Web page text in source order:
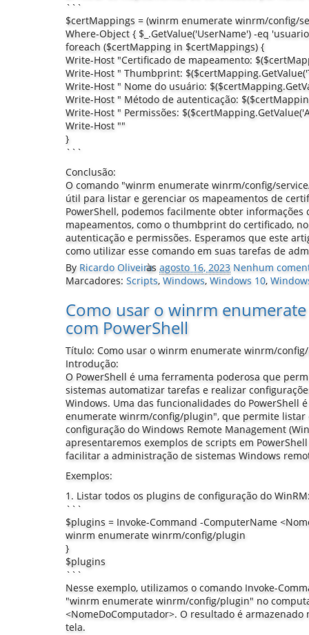
```
$certMappings = (winrm enumerate winrm/config/
Where-Object { $_.GetValue('UserName') -eq
foreach ($certMapping in $certMappings) {
Write-Host "Certificado de mapeamento:
Write-Host " Thumbprint:
Write-Host " Nome do usuário:
Write-Host " Método de autenticação:
Write-Host " Permissões:
Write-Host ""
}
```
Conclusão:
O comando "winrm enumerate winrm/config/
útil para listar e gerenciar os mapeamentos de
PowerShell, podemos facilmente obter informações
mapeamentos, como o thumbprint do certificado,
autenticação e permissões. Esperamos que este
como utilizar esse comando em suas tarefas de
By Ricardo Oliveira
às agosto 16, 2023 Nenhum
Marcadores: Scripts, Windows, Windows 10,
Como usar o winrm
com PowerShell
Título: Como usar o winrm enumerate winrm/
Introdução:
O PowerShell é uma ferramenta poderosa que
sistemas automatizar tarefas e realizar
Windows. Uma das funcionalidades do PowerShell
enumerate winrm/config/plugin", que permite listar
configuração do Windows Remote Management
apresentaremos exemplos de scripts em
facilitar a administração de sistemas Windows
Exemplos:
1. Listar todos os plugins de configuração do
```
$plugins = Invoke-Command -ComputerName
winrm enumerate winrm/config/plugin
}
$plugins
```
Nesse exemplo, utilizamos o comando Invoke-
"winrm enumerate winrm/config/plugin" no
<NomeDoComputador>. O resultado é
tela.